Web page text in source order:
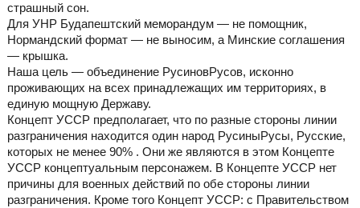
страшный сон.
Для УНР Будапештский меморандум — не помощник,
Нормандский формат — не выносим, а Минские соглашения
— крышка.
Наша цель — объединение РусиновРусов, исконно
проживающих на всех принадлежащих им территориях, в
единую мощную Державу.
Концепт УССР предполагает, что по разные стороны линии
разграничения находится один народ РусиныРусы, Русские,
которых не менее 90% . Они же являются в этом Концепте
УССР концептуальным персонажем. В Концепте УССР нет
причины для военных действий по обе стороны линии
разграничения. Кроме того Концепт УССР: с Правительством